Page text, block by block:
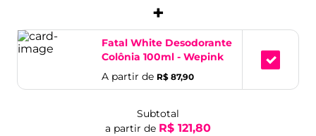
+
Fatal White Desodorante
Colônia 100ml - Wepink
A partir de R$ 87,90
Subtotal
a partir de R$ 121,80